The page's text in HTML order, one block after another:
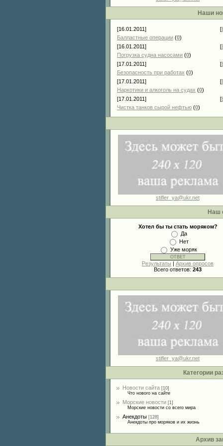
Наши
[16.01.2011] [
Балластные операции (0)
[16.01.2011]
[
Погрузка судна насосами (0)
[17.01.2011]
[
Безопасность при работах (0)
[17.01.2011]
[
Наркотики и алкоголь на судах (0)
[17.01.2011]
[
Чистка танков сырой нефтью (0)
stifler_ya@ukr.net
Наш
Хотел бы ты стать моряком?
Да
Нет
Уже моряк
Результаты | Архив опросов
Всего ответов: 243
stifler_ya@ukr.net
Категории
Новости сайта [10]
Что нового на сайте
Морские новости [1]
Морские новости со всего мира
Анекдоты [128]
Анекдоты про моряков и их жизнь
Архив